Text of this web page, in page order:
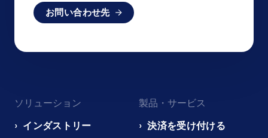
お問い合わせ先
navigation
EN
ソリューション
インダストリー
製品・サービス
決済を受け付ける